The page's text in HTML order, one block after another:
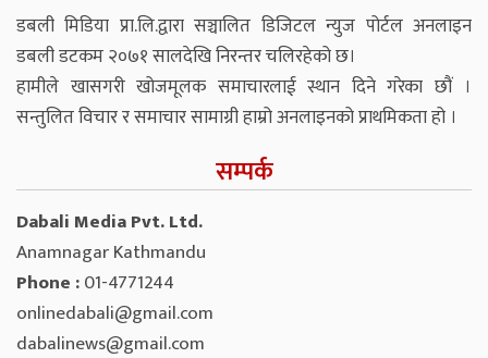
डबली मिडिया प्रा.लि.द्वारा सञ्चालित डिजिटल न्युज पोर्टल अनलाइन
डबली डटकम २०७१ सालदेखि निरन्तर चलिरहेको छ।
हामीले खासगरी खोजमूलक समाचारलाई स्थान दिने गरेका छौं ।
सन्तुलित विचार र समाचार सामाग्री हाम्रो अनलाइनको प्राथमिकता हो ।
सम्पर्क
Dabali Media Pvt. Ltd.
Anamnagar Kathmandu
Phone :01-4771244
onlinedabali@gmail.com
dabalinews@gmail.com